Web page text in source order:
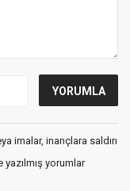
imalar, inançlara saldırı
yorumlar